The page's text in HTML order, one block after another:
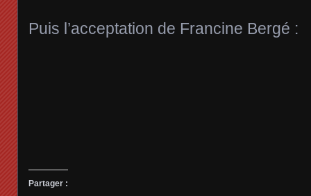
Puis l’acceptation de Francine Bergé :
Partager :